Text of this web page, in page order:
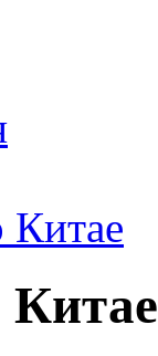
Китае
Китае